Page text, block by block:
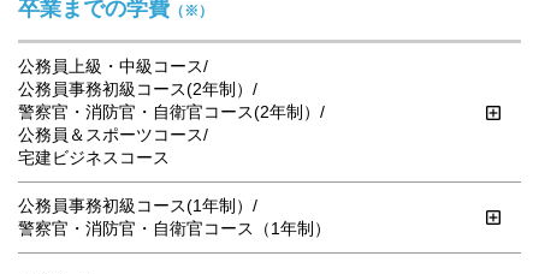
卒業までの学費 （※）
公務員上級・中級コース/
公務員事務初級コース(2年制）/
警察官・消防官・自衛官コース(2年制）/
公務員＆スポーツコース/
宅建ビジネスコース
公務員事務初級コース(1年制）/
警察官・消防官・自衛官コース（1年制）